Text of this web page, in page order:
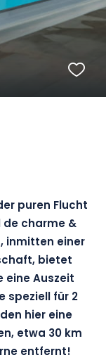
puren Flucht
charme &
inmitten einer
bietet
eine Auszeit
speziell für 2
hier eine
etwa 30 km
entfernt!